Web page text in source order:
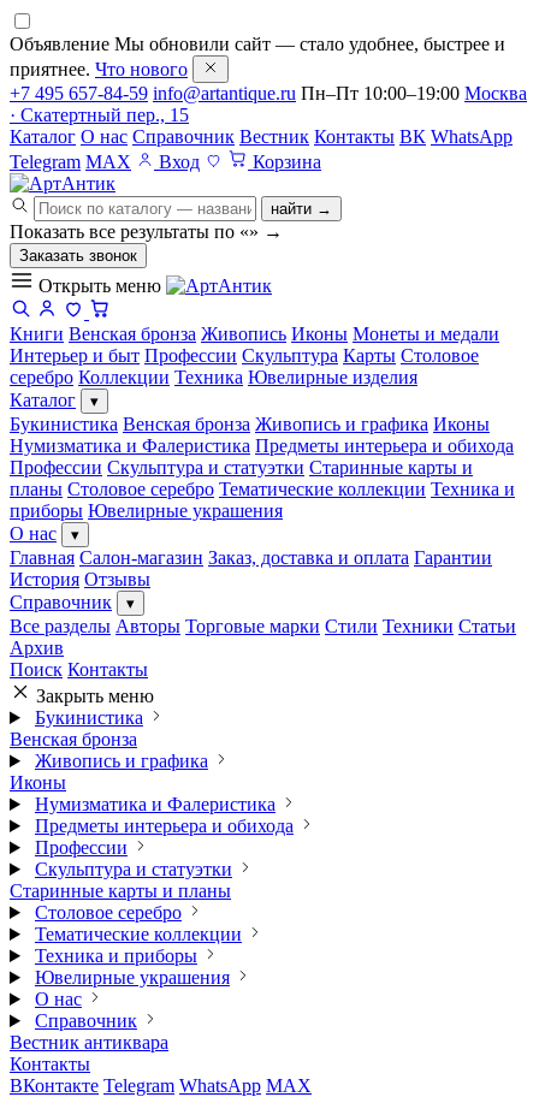
Объявление Мы обновили сайт — стало удобнее, быстрее и
приятнее. Что нового
+7 495 657-84-59 info@artantique.ru Пн–Пт 10:00–19:00 Москва
· Скатертный пер., 15
Каталог О нас Справочник Вестник Контакты ВК WhatsApp
Telegram MAX Вход Корзина
найти →
Показать все результаты по «» →
Заказать звонок
Открыть меню
Книги Венская бронза Живопись Иконы Монеты и медали
Интерьер и быт Профессии Скульптура Карты Столовое
серебро Коллекции Техника Ювелирные изделия
Каталог
▾
Букинистика Венская бронза Живопись и графика Иконы
Нумизматика и Фалеристика Предметы интерьера и обихода
Профессии Скульптура и статуэтки Старинные карты и
планы Столовое серебро Тематические коллекции Техника и
приборы Ювелирные украшения
О нас
▾
Главная Салон-магазин Заказ, доставка и оплата Гарантии
История Отзывы
Справочник
▾
Все разделы Авторы Торговые марки Стили Техники Статьи
Архив
Поиск Контакты
Закрыть меню
Букинистика
Венская бронза
Живопись и графика
Иконы
Нумизматика и Фалеристика
Предметы интерьера и обихода
Профессии
Скульптура и статуэтки
Старинные карты и планы
Столовое серебро
Тематические коллекции
Техника и приборы
Ювелирные украшения
О нас
Справочник
Вестник антиквара
Контакты
ВКонтакте Telegram WhatsApp MAX